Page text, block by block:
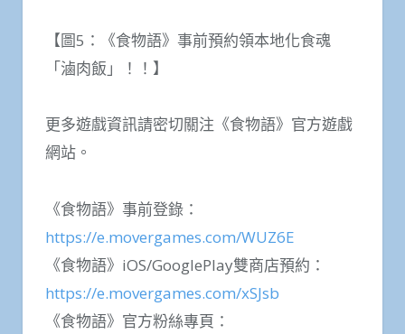
【圖5：《食物語》事前預約領本地化食魂
「滷肉飯」！！】
更多遊戲資訊請密切關注《食物語》官方遊戲
網站。
《食物語》事前登錄：
https://e.movergames.com/WUZ6E
《食物語》iOS/GooglePlay雙商店預約：
https://e.movergames.com/xSJsb
《食物語》官方粉絲專頁：